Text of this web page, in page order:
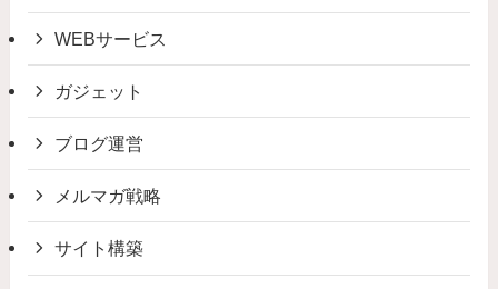
WEBサービス
ガジェット
ブログ運営
メルマガ戦略
サイト構築